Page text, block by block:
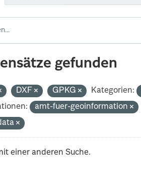
gefunden
DXF GPKG Kategorien:
amt-fuer-geoinformation
einer anderen Suche.